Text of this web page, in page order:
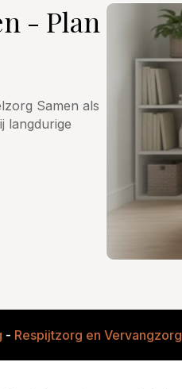
- Plan
Samen als
langdurige
- Respijtzorg en Vervangzorg